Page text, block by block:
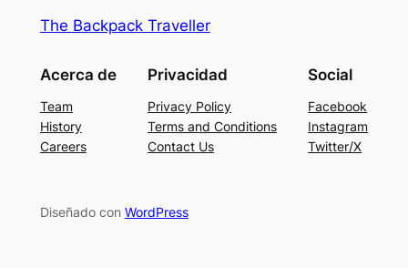
The Backpack Traveller
Acerca de
Team
History
Careers
Privacidad
Privacy Policy
Terms and Conditions
Contact Us
Social
Facebook
Instagram
Twitter/X
Diseñado con WordPress